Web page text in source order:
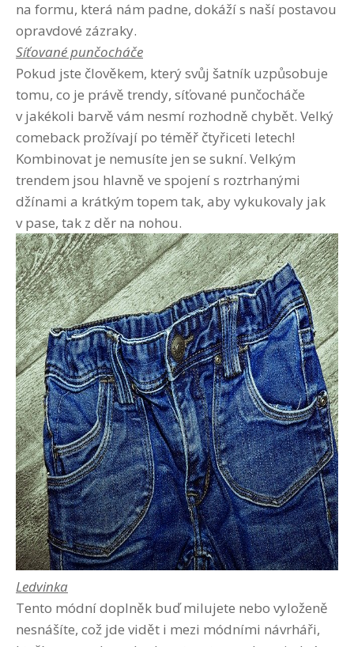
na formu, která nám padne, dokáží s naší postavou
opravdové zázraky.
Síťované punčocháče
Pokud jste člověkem, který svůj šatník uzpůsobuje
tomu, co je právě trendy, síťované punčocháče
v jakékoli barvě vám nesmí rozhodně chybět. Velký
comeback prožívají po téměř čtyřiceti letech!
Kombinovat je nemusíte jen se sukní. Velkým
trendem jsou hlavně ve spojení s roztrhanými
džínami a krátkým topem tak, aby vykukovaly jak
v pase, tak z děr na nohou.
Ledvinka
Tento módní doplněk buď milujete nebo vyloženě
nesnášíte, což jde vidět i mezi módními návrháři,